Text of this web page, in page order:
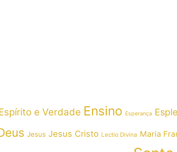
e Verdade Ensino Esperança
Jesus Jesus Cristo Lectio Divina Maria